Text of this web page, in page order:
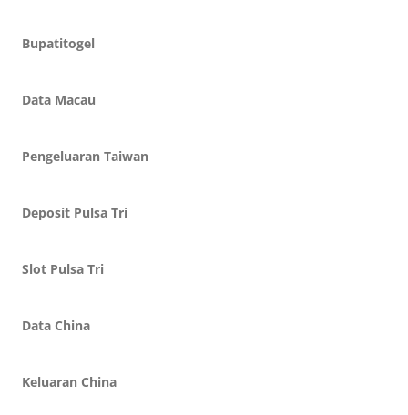
Bupatitogel
Data Macau
Pengeluaran Taiwan
Deposit Pulsa Tri
Slot Pulsa Tri
Data China
Keluaran China